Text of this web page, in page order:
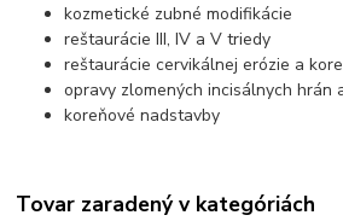
kozmetické zubné modifikácie
reštaurácie III, IV a V triedy
reštaurácie cervikálnej erózie a
opravy zlomených incisálnych hrán
koreňové nadstavby
Tovar zaradený v kategóriách